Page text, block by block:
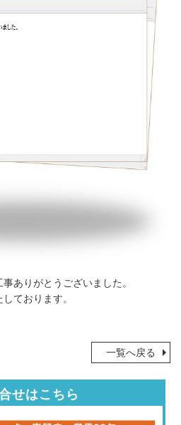
ありがとうございました。
ております。
一覧へ戻る
せはこちら